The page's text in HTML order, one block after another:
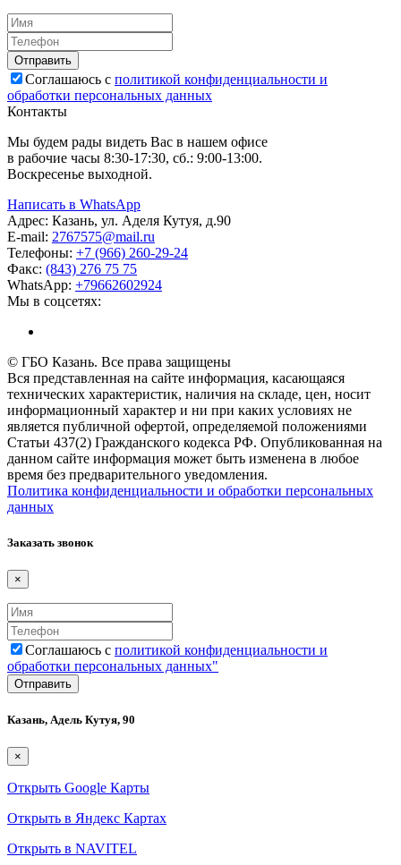
Соглашаюсь с политикой конфиденциальности и
обработки персональных данных
Контакты
Мы будем рады видеть Вас в нашем офисе
в рабочие часы 8:30-17:30, сб.: 9:00-13:00.
Воскресенье выходной.
Написать в WhatsApp
Адрес: Казань, ул. Аделя Кутуя, д.90
E-mail: 2767575@mail.ru
Телефоны: +7 (966) 260-29-24
Факс: (843) 276 75 75
WhatsApp: +79662602924
Мы в соцсетях:
© ГБО Казань. Все права защищены
Вся представленная на сайте информация, касающаяся
технических характеристик, наличия на складе, цен, носит
информационный характер и ни при каких условиях не
является публичной офертой, определяемой положениями
Статьи 437(2) Гражданского кодекса РФ. Опубликованная на
данном сайте информация может быть изменена в любое
время без предварительного уведомления.
Политика конфиденциальности и обработки персональных
данных
Заказать звонок
×
Соглашаюсь с политикой конфиденциальности и
обработки персональных данных"
Казань, Адель Кутуя, 90
×
Открыть Google Карты
Открыть в Яндекс Картах
Открыть в NAVITEL